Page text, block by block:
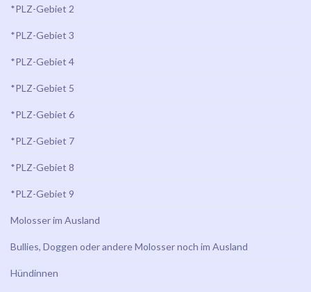
*PLZ-Gebiet 2
*PLZ-Gebiet 3
*PLZ-Gebiet 4
*PLZ-Gebiet 5
*PLZ-Gebiet 6
*PLZ-Gebiet 7
*PLZ-Gebiet 8
*PLZ-Gebiet 9
Molosser im Ausland
Bullies, Doggen oder andere Molosser noch im Ausland
Hündinnen